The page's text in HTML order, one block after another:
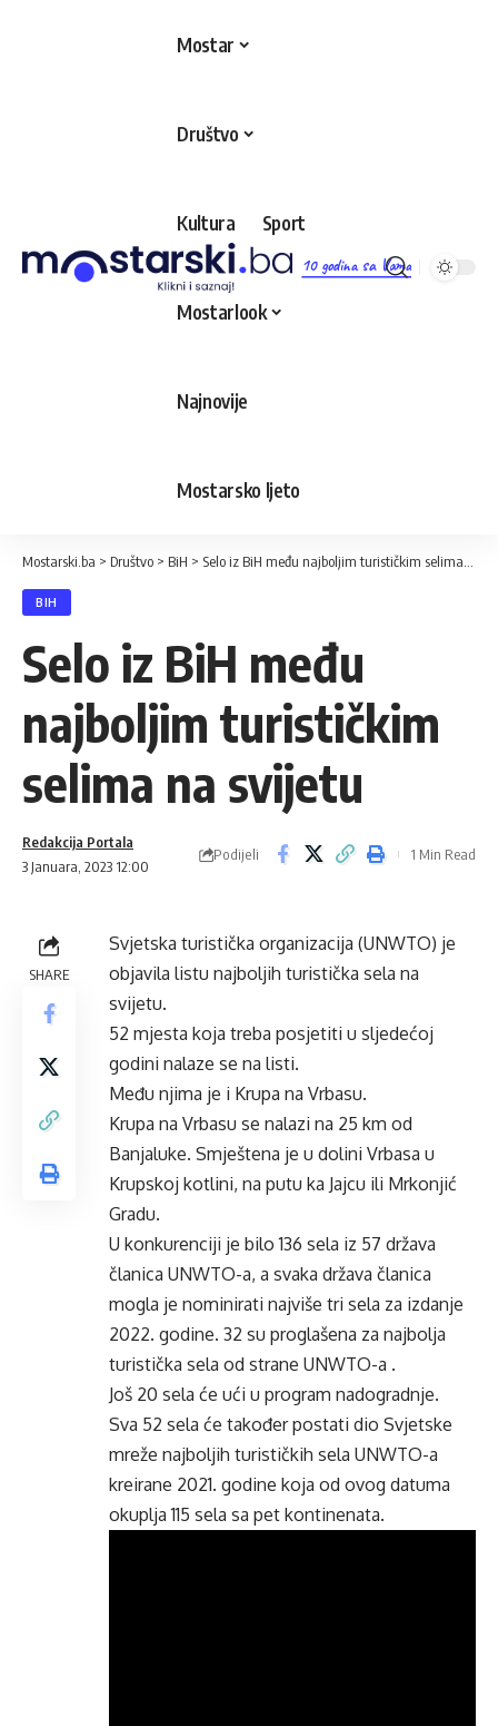
10 godina sa Vama
Mostar
Društvo
Kultura Sport
Mostarlook
Najnovije
Mostarsko ljeto
Mostarski.ba > Društvo > BiH > Selo iz BiH među najboljim turističkim selima na svijetu
BIH
Selo iz BiH među
najboljim turističkim
selima na svijetu
3 Januara, 2023 12:00
Redakcija Portala
Podijeli 1 Min Read
SHARE
Svjetska turistička organizacija (UNWTO) je
objavila listu najboljih turistička sela na
svijetu.
52 mjesta koja treba posjetiti u sljedećoj
godini nalaze se na listi.
Među njima je i Krupa na Vrbasu.
Krupa na Vrbasu se nalazi na 25 km od
Banjaluke. Smještena je u dolini Vrbasa u
Krupskoj kotlini, na putu ka Jajcu ili Mrkonjić
Gradu.
U konkurenciji je bilo 136 sela iz 57 država
članica UNWTO-a, a svaka država članica
mogla je nominirati najviše tri sela za izdanje
2022. godine. 32 su proglašena za najbolja
turistička sela od strane UNWTO-a .
Još 20 sela će ući u program nadogradnje.
Sva 52 sela će također postati dio Svjetske
mreže najboljih turističkih sela UNWTO-a
kreirane 2021. godine koja od ovog datuma
okuplja 115 sela sa pet kontinenata.